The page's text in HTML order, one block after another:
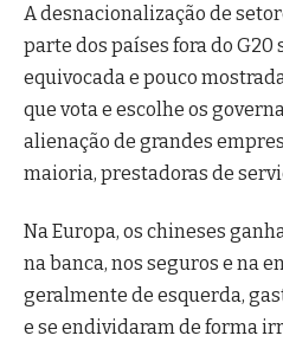
A desnacionalização de
parte dos países fora do G20
equivocada e pouco
que vota e escolhe os
alienação de grandes
maioria, prestadoras de
Na Europa, os chineses
na banca, nos seguros e na
geralmente de esquerda,
e se endividaram de forma